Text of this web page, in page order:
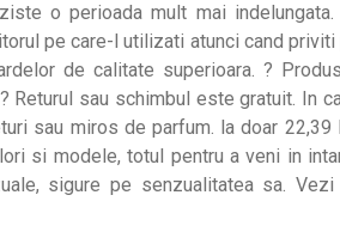
o perioada mult mai
pe care-l utilizati atunci cand
de calitate superioara. ?
Returul sau schimbul este gratuit. In
sau miros de parfum. la doar 22,39
si modele, totul pentru a veni in
sigure pe senzualitatea sa.